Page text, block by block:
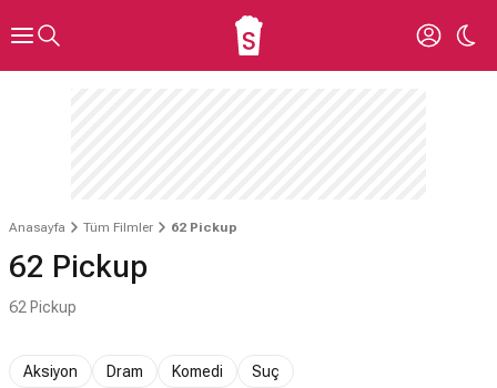
Anasayfa Tüm Filmler 62 Pickup
62 Pickup
62 Pickup
Aksiyon Dram Komedi Suç